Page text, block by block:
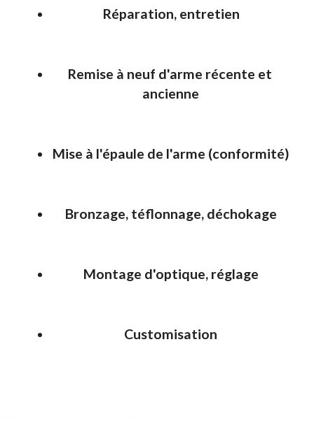
Réparation, entretien
Remise à neuf d'arme récente et
ancienne
Mise à l'épaule de l'arme (conformité)
Bronzage, téflonnage, déchokage
Montage d'optique, réglage
Customisation